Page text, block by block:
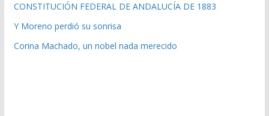
CONSTITUCIÓN FEDERAL DE ANDALUCÍA DE 1883
Y Moreno perdió su sonrisa
Corina Machado, un nobel nada merecido